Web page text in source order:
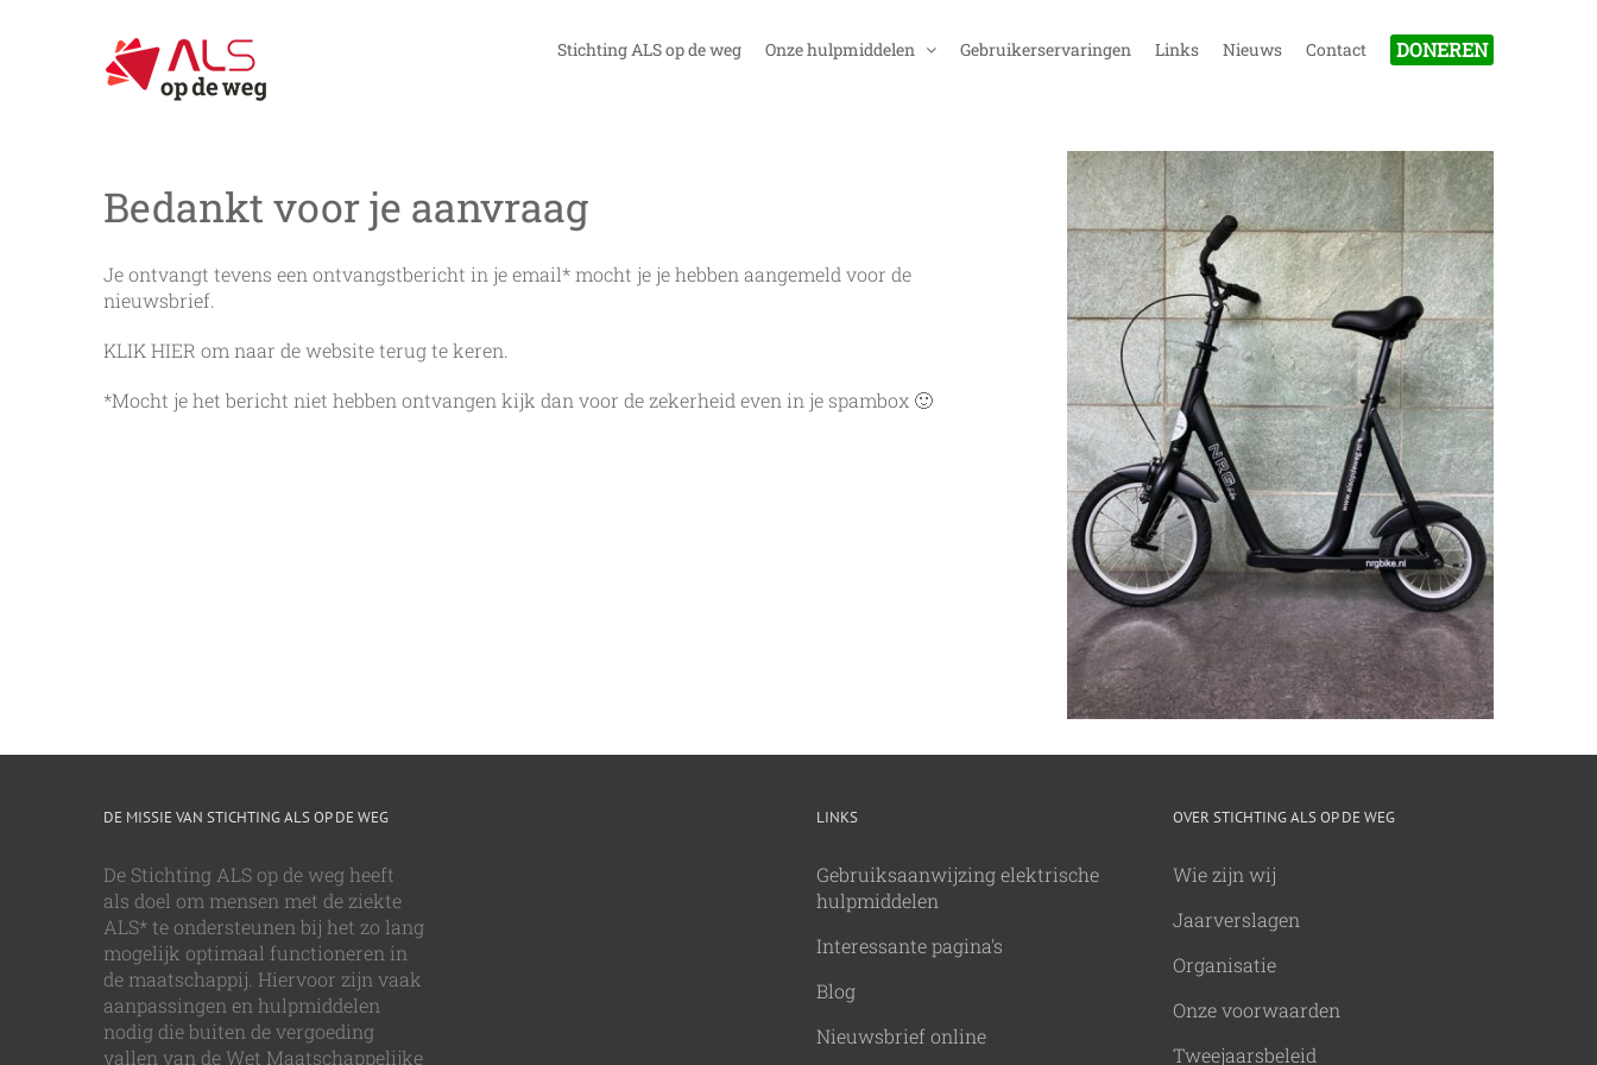
Stichting ALS op de weg Onze hulpmiddelen Gebruikerservaringen Links Nieuws Contact DONEREN
Bedankt voor je aanvraag
Je ontvangt tevens een ontvangstbericht in je email* mocht je je hebben aangemeld voor de
nieuwsbrief.
KLIK HIER om naar de website terug te keren.
*Mocht je het bericht niet hebben ontvangen kijk dan voor de zekerheid even in je spambox 🙂
DE MISSIE VAN STICHTING ALS OP DE WEG
De Stichting ALS op de weg heeft
als doel om mensen met de ziekte
ALS* te ondersteunen bij het zo lang
mogelijk optimaal functioneren in
de maatschappij. Hiervoor zijn vaak
aanpassingen en hulpmiddelen
nodig die buiten de vergoeding
vallen van de Wet Maatschappelijke
LINKS
Gebruiksaanwijzing elektrische
hulpmiddelen
Interessante pagina's
Blog
Nieuwsbrief online
OVER STICHTING ALS OP DE WEG
Wie zijn wij
Jaarverslagen
Organisatie
Onze voorwaarden
Tweejaarsbeleid